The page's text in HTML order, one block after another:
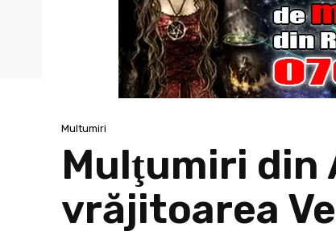
Multumiri
Mulţumiri din
vrăjitoarea